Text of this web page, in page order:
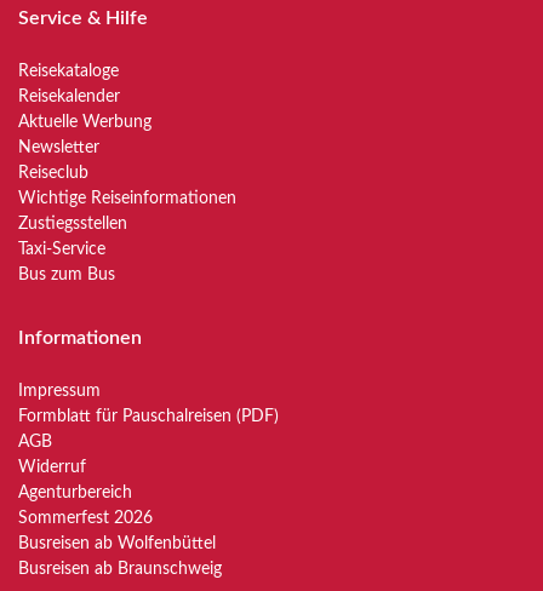
Service & Hilfe
Reisekataloge
Reisekalender
Aktuelle Werbung
Newsletter
Reiseclub
Wichtige Reiseinformationen
Zustiegsstellen
Taxi-Service
Bus zum Bus
Informationen
Impressum
Formblatt für Pauschalreisen (PDF)
AGB
Widerruf
Agenturbereich
Sommerfest 2026
Busreisen ab Wolfenbüttel
Busreisen ab Braunschweig